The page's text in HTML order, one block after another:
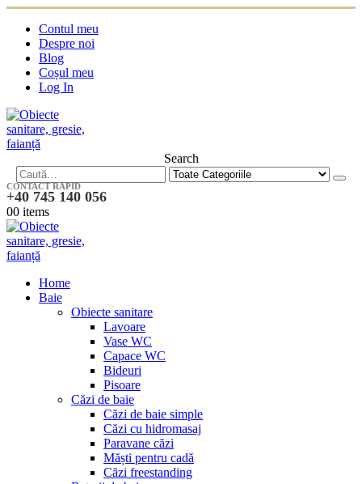
Contul meu
Despre noi
Blog
Coșul meu
Log In
Search
CONTACT RAPID
+40 745 140 056
00 items
Home
Baie
Obiecte sanitare
Lavoare
Vase WC
Capace WC
Bideuri
Pisoare
Căzi de baie
Căzi de baie simple
Căzi cu hidromasaj
Paravane căzi
Măști pentru cadă
Căzi freestanding